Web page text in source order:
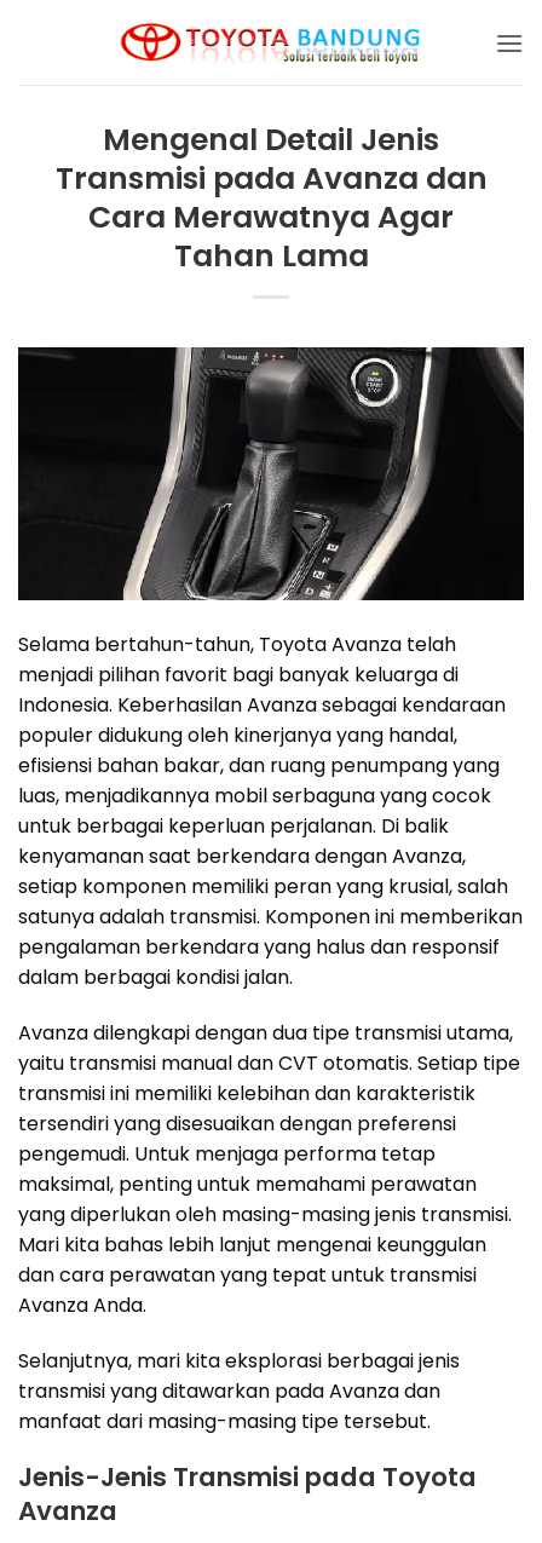
Mengenal Detail Jenis
Transmisi pada Avanza dan
Cara Merawatnya Agar
Tahan Lama
Selama bertahun-tahun, Toyota Avanza telah
menjadi pilihan favorit bagi banyak keluarga di
Indonesia. Keberhasilan Avanza sebagai kendaraan
populer didukung oleh kinerjanya yang handal,
efisiensi bahan bakar, dan ruang penumpang yang
luas, menjadikannya mobil serbaguna yang cocok
untuk berbagai keperluan perjalanan. Di balik
kenyamanan saat berkendara dengan Avanza,
setiap komponen memiliki peran yang krusial, salah
satunya adalah transmisi. Komponen ini memberikan
pengalaman berkendara yang halus dan responsif
dalam berbagai kondisi jalan.
Avanza dilengkapi dengan dua tipe transmisi utama,
yaitu transmisi manual dan CVT otomatis. Setiap tipe
transmisi ini memiliki kelebihan dan karakteristik
tersendiri yang disesuaikan dengan preferensi
pengemudi. Untuk menjaga performa tetap
maksimal, penting untuk memahami perawatan
yang diperlukan oleh masing-masing jenis transmisi.
Mari kita bahas lebih lanjut mengenai keunggulan
dan cara perawatan yang tepat untuk transmisi
Avanza Anda.
Selanjutnya, mari kita eksplorasi berbagai jenis
transmisi yang ditawarkan pada Avanza dan
manfaat dari masing-masing tipe tersebut.
Jenis-Jenis Transmisi pada Toyota
Avanza